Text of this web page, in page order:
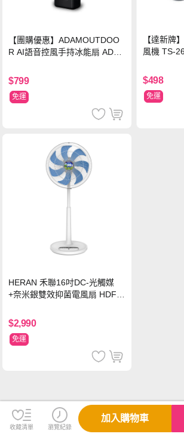
【團購優惠】ADAMOUTDOO
R AI語音控風手持冰能扇 ADFN
$799
免運
【達新牌
風機 TS-
$498
免運
HERAN 禾聯16吋DC-光觸媒
+奈米銀雙效抑菌電風扇 HDF-1
$2,990
免運
收藏清單 瀏覽紀錄
加入購物車